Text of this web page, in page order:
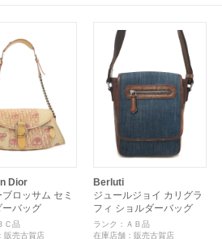
Dior
ロッサム セミ
ーバッグ
Ｃ品
販売古賀店
Berluti
ジュールジョイ カリグラ
フィ ショルダーバッグ
ランク：ＡＢ品
在庫店舗：販売古賀店